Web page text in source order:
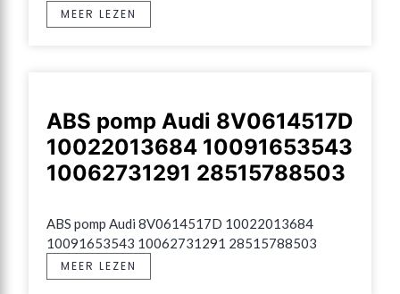
MEER LEZEN
ABS pomp Audi 8V0614517D
10022013684 10091653543
10062731291 28515788503
ABS pomp Audi 8V0614517D 10022013684
10091653543 10062731291 28515788503
MEER LEZEN